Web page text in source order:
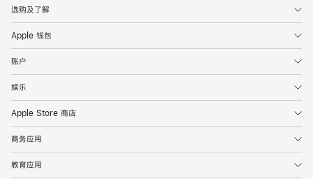
选购及了解
Apple 钱包
账户
娱乐
Apple Store 商店
商务应用
教育应用